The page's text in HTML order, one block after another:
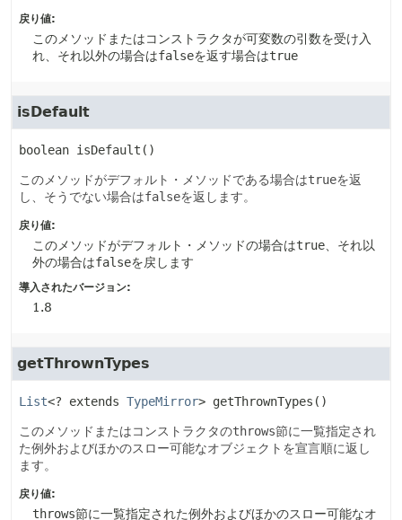
戻り値:
このメソッドまたはコンストラクタが可変数の引数を受け入
れ、それ以外の場合はfalseを返す場合はtrue
isDefault
boolean isDefault ()
このメソッドがデフォルト・メソッドである場合はtrueを返
し、そうでない場合はfalseを返します。
戻り値:
このメソッドがデフォルト・メソッドの場合はtrue 、それ以
外の場合はfalseを戻します
導入されたバージョン:
1.8
getThrownTypes
List<? extends TypeMirror> getThrownTypes ()
このメソッドまたはコンストラクタのthrows節に一覧指定され
た例外およびほかのスロー可能なオブジェクトを宣言順に返し
ます。
戻り値:
throws節に一覧指定された例外およびほかのスロー可能なオ